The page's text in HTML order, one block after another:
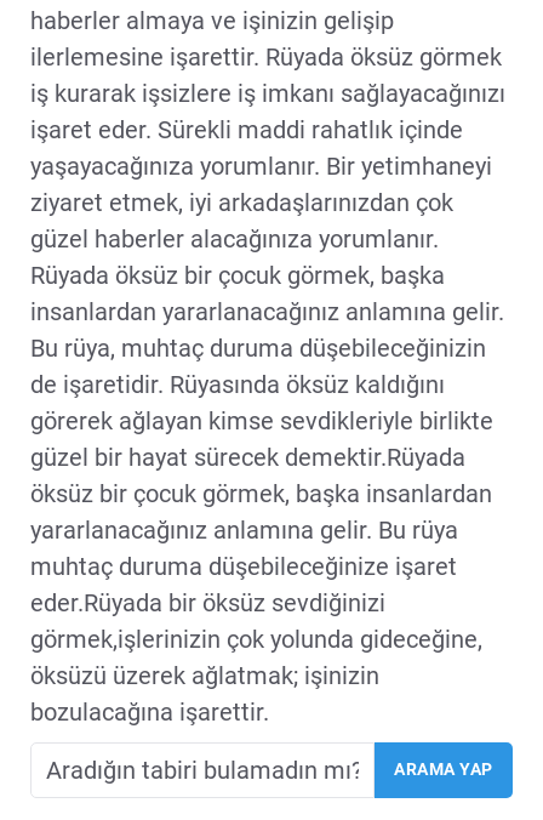
haberler almaya ve işinizin gelişip
ilerlemesine işarettir. Rüyada öksüz görmek
iş kurarak işsizlere iş imkanı sağlayacağınızı
işaret eder. Sürekli maddi rahatlık içinde
yaşayacağınıza yorumlanır. Bir yetimhaneyi
ziyaret etmek, iyi arkadaşlarınızdan çok
güzel haberler alacağınıza yorumlanır.
Rüyada öksüz bir çocuk görmek, başka
insanlardan yararlanacağınız anlamına gelir.
Bu rüya, muhtaç duruma düşebileceğinizin
de işaretidir. Rüyasında öksüz kaldığını
görerek ağlayan kimse sevdikleriyle birlikte
güzel bir hayat sürecek demektir.Rüyada
öksüz bir çocuk görmek, başka insanlardan
yararlanacağınız anlamına gelir. Bu rüya
muhtaç duruma düşebileceğinize işaret
eder.Rüyada bir öksüz sevdiğinizi
görmek,işlerinizin çok yolunda gideceğine,
öksüzü üzerek ağlatmak; işinizin
bozulacağına işarettir.